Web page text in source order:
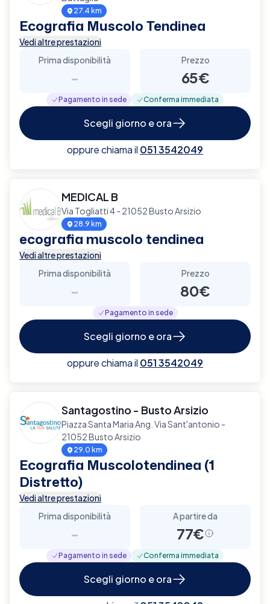
27.4 km
Ecografia Muscolo Tendinea
Vedi altre prestazioni
Prima disponibilità
-
Prezzo
65€
Pagamento in sede Conferma immediata
Scegli giorno e ora
oppure chiama il 051 3542049
MEDICAL B
Via Togliatti 4 - 21052 Busto Arsizio
28.9 km
ecografia muscolo tendinea
Vedi altre prestazioni
Prima disponibilità
-
Prezzo
80€
Pagamento in sede
Scegli giorno e ora
oppure chiama il 051 3542049
Santagostino - Busto Arsizio
Piazza Santa Maria Ang. Via Sant'antonio -
21052 Busto Arsizio
29.0 km
Ecografia Muscolotendinea (1
Distretto)
Vedi altre prestazioni
Prima disponibilità
-
A partire da
77€
Pagamento in sede Conferma immediata
Scegli giorno e ora